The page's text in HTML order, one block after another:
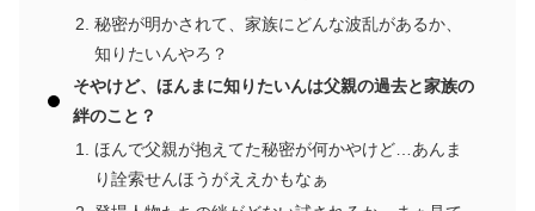
秘密が明かされて、家族にどんな波乱があるか、
知りたいんやろ？
そやけど、ほんまに知りたいんは父親の過去と家族の
絆のこと？
ほんで父親が抱えてた秘密が何かやけど…あんま
り詮索せんほうがええかもなぁ